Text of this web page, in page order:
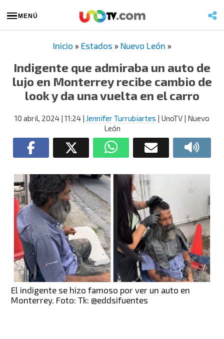
MENÚ
Inicio » Estados » Nuevo León »
Indigente que admiraba un auto de
lujo en Monterrey recibe cambio de
look y da una vuelta en el carro
10 abril, 2024 | 11:24 | Jennifer Turrubiartes | UnoTV | Nuevo
León
El indigente se hizo famoso por ver un auto en
Monterrey. Foto: Tk: @eddsifuentes